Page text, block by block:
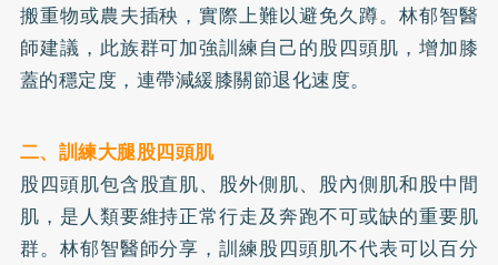
搬重物或農夫插秧，實際上難以避免久蹲。林郁智醫
師建議，此族群可加強訓練自己的股四頭肌，增加膝
蓋的穩定度，連帶減緩膝關節退化速度。
二、訓練大腿股四頭肌
股四頭肌包含股直肌、股外側肌、股內側肌和股中間
肌，是人類要維持正常行走及奔跑不可或缺的重要肌
群。林郁智醫師分享，訓練股四頭肌不代表可以百分